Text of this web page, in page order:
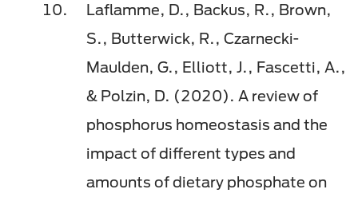
Laflamme, D., Backus, R., Brown,
S., Butterwick, R., Czarnecki-
Maulden, G., Elliott, J., Fascetti, A.,
& Polzin, D. (2020). A review of
phosphorus homeostasis and the
impact of different types and
amounts of dietary phosphate on